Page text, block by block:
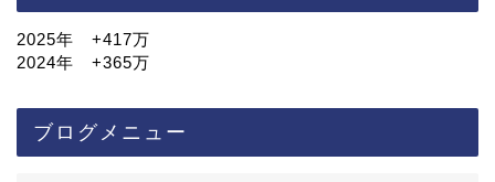
2025年 +417万
2024年 +365万
ブログメニュー